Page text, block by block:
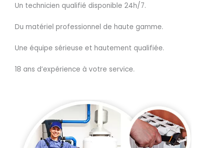
Un technicien qualifié disponible 24h/7.
Du matériel professionnel de haute gamme.
Une équipe sérieuse et hautement qualifiée.
18 ans d’expérience à votre service.